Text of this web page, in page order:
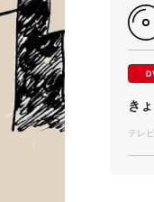
き
テレ